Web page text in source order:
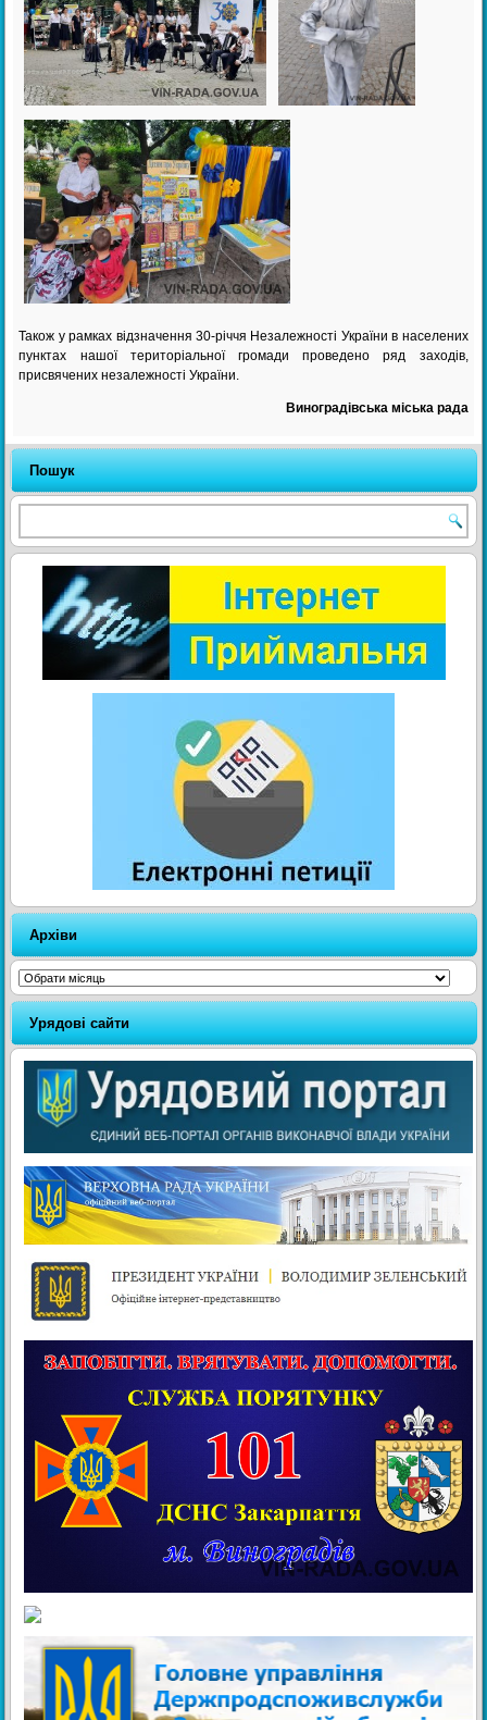
Також у рамках відзначення 30-річчя Незалежності України в населених
пунктах нашої територіальної громади проведено ряд заходів,
присвячених незалежності України.
Виноградівська міська рада
Пошук
Архіви
Архіви
Урядові сайти